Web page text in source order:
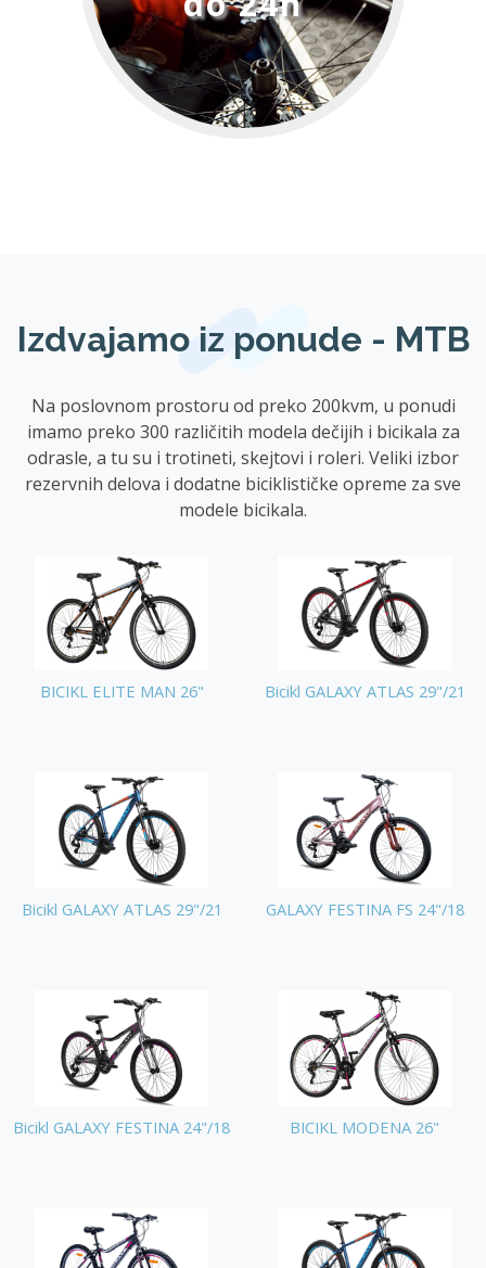
Izdvajamo iz ponude - MTB
Na poslovnom prostoru od preko 200kvm, u ponudi
imamo preko 300 različitih modela dečijih i bicikala za
odrasle, a tu su i trotineti, skejtovi i roleri. Veliki izbor
rezervnih delova i dodatne biciklističke opreme za sve
modele bicikala.
BICIKL ELITE MAN 26" Bicikl GALAXY ATLAS 29"/21
Bicikl GALAXY ATLAS 29"/21 GALAXY FESTINA FS 24"/18
Bicikl GALAXY FESTINA 24"/18 BICIKL MODENA 26"